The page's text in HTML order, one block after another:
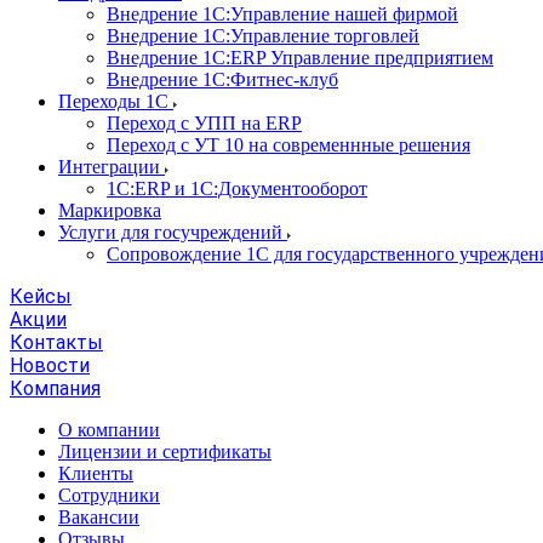
Внедрение 1С:Управление нашей фирмой
Внедрение 1С:Управление торговлей
Внедрение 1С:ERP Управление предприятием
Внедрение 1С:Фитнес-клуб
Переходы 1С
Переход с УПП на ERP
Переход с УТ 10 на современнные решения
Интеграции
1С:ERP и 1С:Документооборот
Маркировка
Услуги для госучреждений
Сопровождение 1С для государственного
Кейсы
Акции
Контакты
Новости
Компания
О компании
Лицензии и сертификаты
Клиенты
Сотрудники
Вакансии
Отзывы